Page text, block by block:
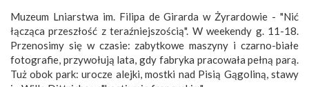
Muzeum Lniarstwa im. Filipa de Girarda w Żyrardowie - "Nić
łącząca przeszłość z teraźniejszością". W weekendy g. 11-18.
Przenosimy się w czasie: zabytkowe maszyny i czarno-białe
fotografie, przywołują lata, gdy fabryka pracowała pełną parą.
Tuż obok park: urocze alejki, mostki nad Pisią Gągoliną, stawy